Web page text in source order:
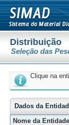
Distribuição
Seleção das
Clique na
Dados da
Nome da